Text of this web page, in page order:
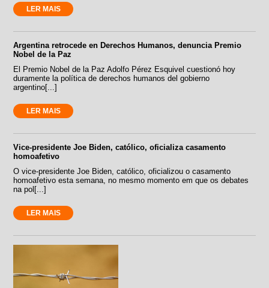
LER MAIS
Argentina retrocede en Derechos Humanos, denuncia Premio
Nobel de la Paz
El Premio Nobel de la Paz Adolfo Pérez Esquivel cuestionó hoy
duramente la política de derechos humanos del gobierno
argentino[...]
LER MAIS
Vice-presidente Joe Biden, católico, oficializa casamento
homoafetivo
O vice-presidente Joe Biden, católico, oficializou o casamento
homoafetivo esta semana, no mesmo momento em que os debates
na pol[...]
LER MAIS